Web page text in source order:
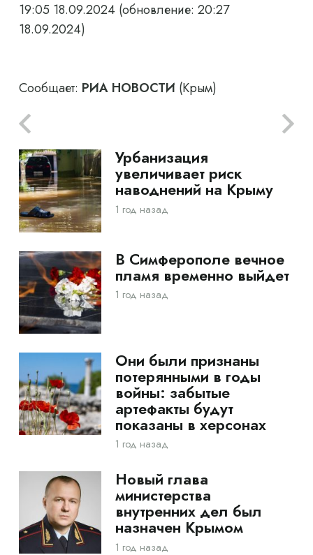
19:05 18.09.2024 (обновление: 20:27
18.09.2024)
Сообщает: РИА НОВОСТИ (Крым)
Урбанизация
увеличивает риск
наводнений на Крыму
1 год назад
В Симферополе вечное
пламя временно выйдет
1 год назад
Они были признаны
потерянными в годы
войны: забытые
артефакты будут
показаны в херсонах
1 год назад
Новый глава
министерства
внутренних дел был
назначен Крымом
1 год назад